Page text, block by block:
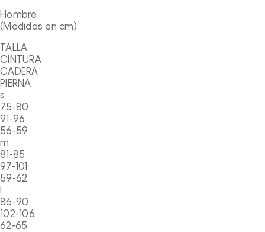
Hombre
(Medidas en cm)
TALLA
CINTURA
CADERA
PIERNA
s
75-80
91-96
56-59
m
81-85
97-101
59-62
86-90
102-106
62-65